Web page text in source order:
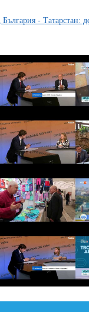
- Татарстан: